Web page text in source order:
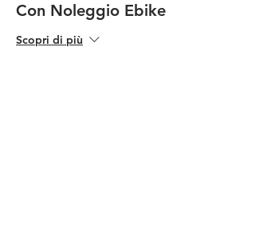
Con Noleggio Ebike
Scopri di più